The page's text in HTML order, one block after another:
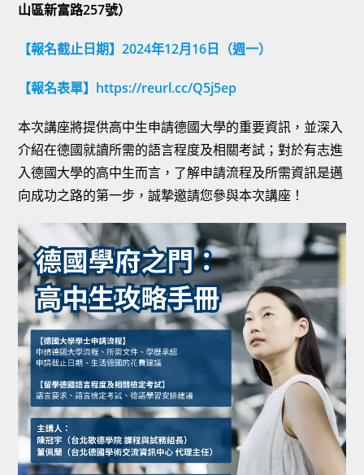
山區新富路257號）
【報名截止日期】2024年12月16日（週一）
【報名表單】 https://reurl.cc/Q5j5ep
本次講座將提供高中生申請德國大學的重要資訊，並深入
介紹在德國就讀所需的語言程度及相關考試；對於有志進
入德國大學的高中生而言，了解申請流程及所需資訊是邁
向成功之路的第一步，誠摯邀請您參與本次講座！